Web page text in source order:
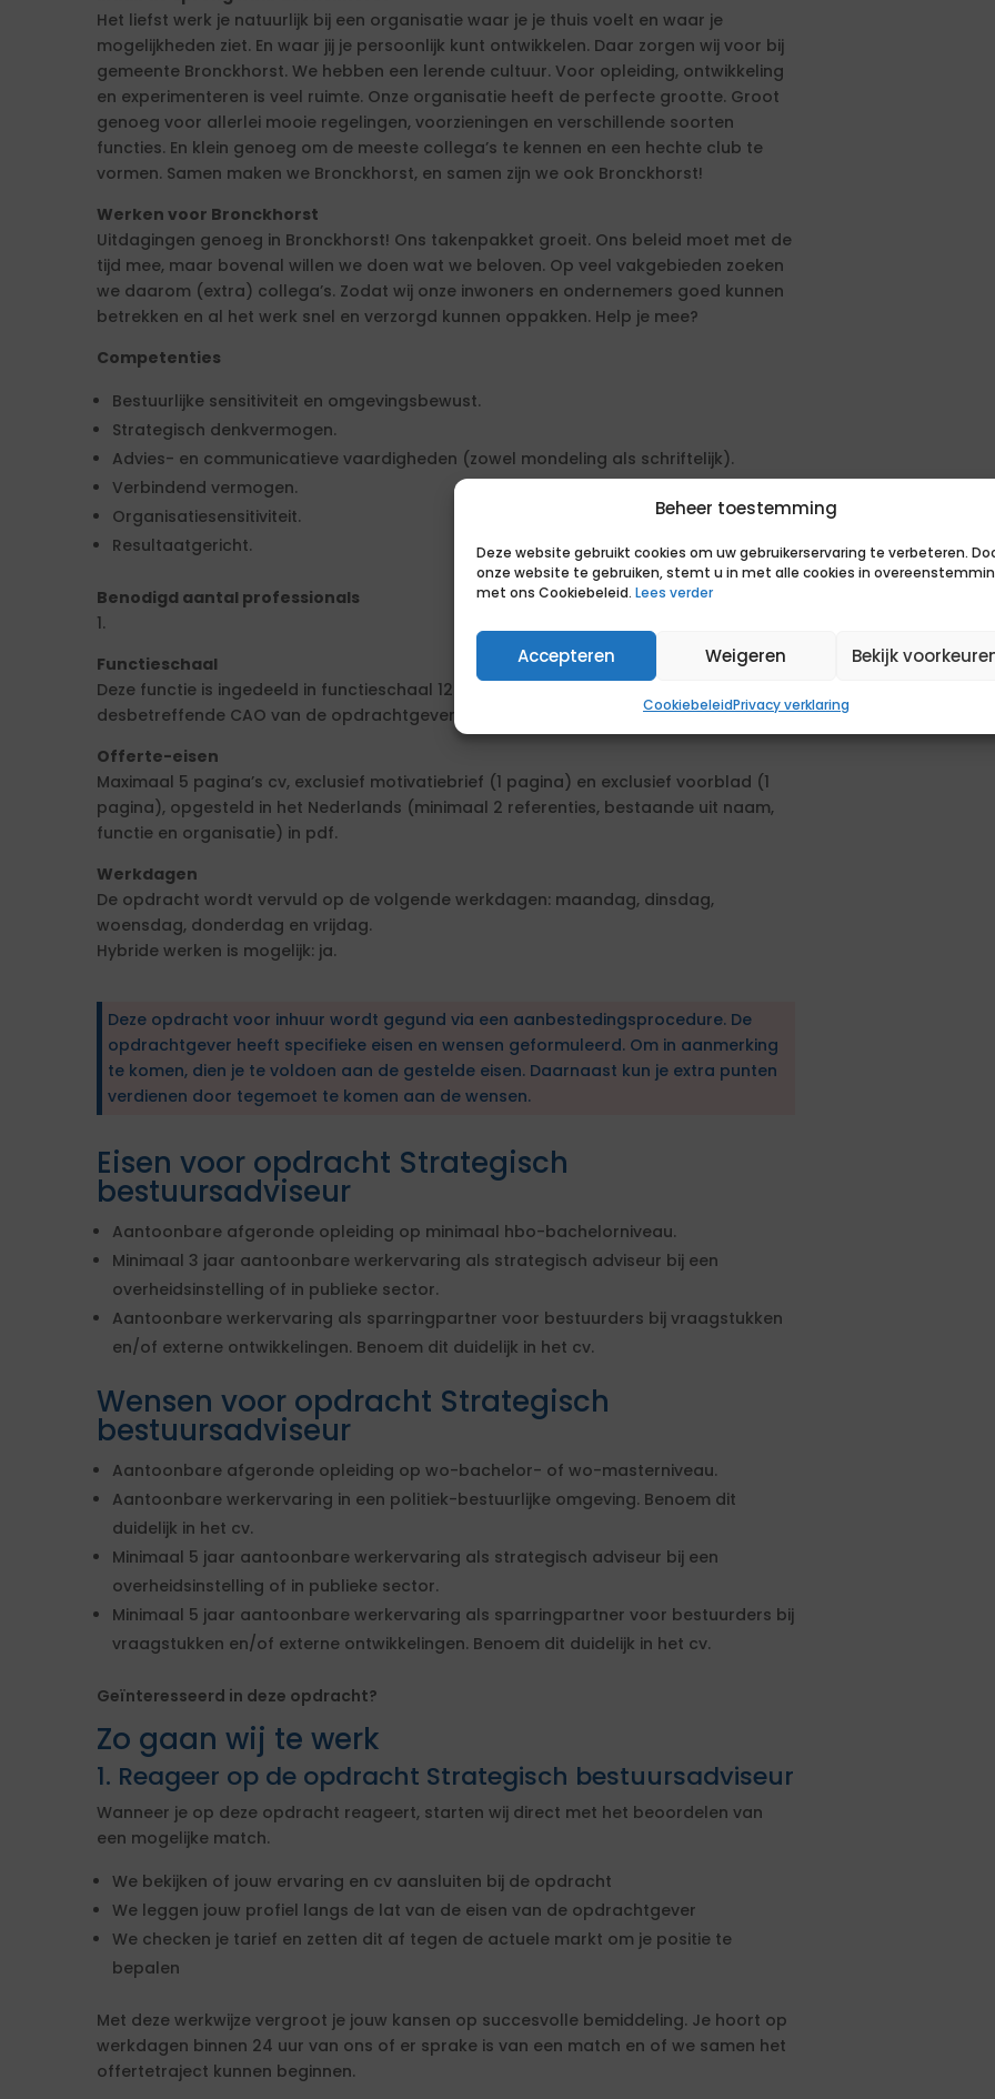
Beheer toestemming
Deze website gebruikt cookies om uw gebruikerservaring te verbeteren.
onze website te gebruiken, stemt u in met alle cookies in
met ons Cookiebeleid. Lees verder
Accepteren Weigeren Bekijk
CookiebeleidPrivacy verklaring
Het liefst werk je natuurlijk bij een organisatie waar je je thuis voelt en waar je
mogelijkheden ziet. En waar jij je persoonlijk kunt ontwikkelen. Daar zorgen wij voor bij
gemeente Bronckhorst. We hebben een lerende cultuur. Voor opleiding, ontwikkeling
en experimenteren is veel ruimte. Onze organisatie heeft de perfecte grootte. Groot
genoeg voor allerlei mooie regelingen, voorzieningen en verschillende soorten
functies. En klein genoeg om de meeste collega’s te kennen en een hechte club te
vormen. Samen maken we Bronckhorst, en samen zijn we ook Bronckhorst!
Werken voor Bronckhorst
Uitdagingen genoeg in Bronckhorst! Ons takenpakket groeit. Ons beleid moet met de
tijd mee, maar bovenal willen we doen wat we beloven. Op veel vakgebieden zoeken
we daarom (extra) collega’s. Zodat wij onze inwoners en ondernemers goed kunnen
betrekken en al het werk snel en verzorgd kunnen oppakken. Help je mee?
Competenties
Bestuurlijke sensitiviteit en omgevingsbewust.
Strategisch denkvermogen.
Advies- en communicatieve vaardigheden (zowel mondeling als schriftelijk).
Verbindend vermogen.
Organisatiesensitiviteit.
Resultaatgericht.
Benodigd aantal professionals
1.
Functieschaal
Deze functie is ingedeeld in functieschaal 12. Deze functieschaal is verbonden aan de
desbetreffende CAO van de opdrachtgever inzake de inlenersbeloning.
Offerte-eisen
Maximaal 5 pagina’s cv, exclusief motivatiebrief (1 pagina) en exclusief voorblad (1
pagina), opgesteld in het Nederlands (minimaal 2 referenties, bestaande uit naam,
functie en organisatie) in pdf.
Werkdagen
De opdracht wordt vervuld op de volgende werkdagen: maandag, dinsdag,
woensdag, donderdag en vrijdag.
Hybride werken is mogelijk: ja.
Deze opdracht voor inhuur wordt gegund via een aanbestedingsprocedure. De
opdrachtgever heeft specifieke eisen en wensen geformuleerd. Om in aanmerking
te komen, dien je te voldoen aan de gestelde eisen. Daarnaast kun je extra punten
verdienen door tegemoet te komen aan de wensen.
Eisen voor opdracht Strategisch
bestuursadviseur
Aantoonbare afgeronde opleiding op minimaal hbo-bachelorniveau.
Minimaal 3 jaar aantoonbare werkervaring als strategisch adviseur bij een
overheidsinstelling of in publieke sector.
Aantoonbare werkervaring als sparringpartner voor bestuurders bij vraagstukken
en/of externe ontwikkelingen. Benoem dit duidelijk in het cv.
Wensen voor opdracht Strategisch
bestuursadviseur
Aantoonbare afgeronde opleiding op wo-bachelor- of wo-masterniveau.
Aantoonbare werkervaring in een politiek-bestuurlijke omgeving. Benoem dit
duidelijk in het cv.
Minimaal 5 jaar aantoonbare werkervaring als strategisch adviseur bij een
overheidsinstelling of in publieke sector.
Minimaal 5 jaar aantoonbare werkervaring als sparringpartner voor bestuurders bij
vraagstukken en/of externe ontwikkelingen. Benoem dit duidelijk in het cv.
Geïnteresseerd in deze opdracht?
Zo gaan wij te werk
1. Reageer op de opdracht Strategisch bestuursadviseur
Wanneer je op deze opdracht reageert, starten wij direct met het beoordelen van
een mogelijke match.
We bekijken of jouw ervaring en cv aansluiten bij de opdracht
We leggen jouw profiel langs de lat van de eisen van de opdrachtgever
We checken je tarief en zetten dit af tegen de actuele markt om je positie te
bepalen
Met deze werkwijze vergroot je jouw kansen op succesvolle bemiddeling. Je hoort op
werkdagen binnen 24 uur van ons of er sprake is van een match en of we samen het
offertetraject kunnen beginnen.